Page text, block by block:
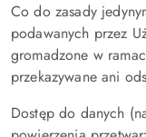
Co do zasady
podawanych przez
gromadzone w
przekazywane ani
Dostęp do danych